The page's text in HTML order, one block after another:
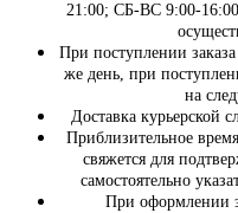
21:00; СБ-ВС 9:00-16:00
При поступлении заказа
же день, при
на
Доставка курьерской
Приблизительное
свяжется для
самостоятельно
При оформлении